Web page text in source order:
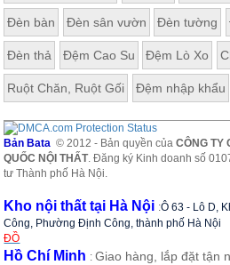
Đèn bàn Đèn sân vườn Đèn tường
Đèn thả Đệm Cao Su Đệm Lò Xo
Ruột Chăn, Ruột Gối Đệm nhập khẩu
Bản Bata © 2012 - Bản quyền củaCÔNG TY
QUỐC NỘI THẤT. Đăng ký Kinh doanh số
tư Thành phố Hà Nội.
Kho nội thất tại Hà Nội :Ô 63 - Lô D,
Công, Phường Định Công, thành phố Hà Nội
ĐỒ
Hồ Chí Minh :Giao hàng, lắp đặt tận